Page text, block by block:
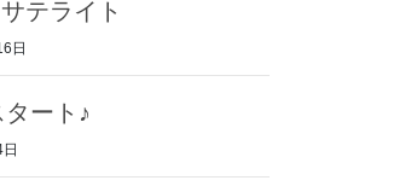
テライト
日
ート♪